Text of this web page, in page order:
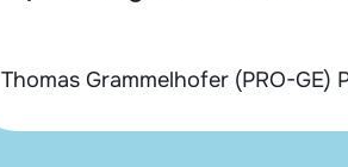
Thomas Grammelhofer (PRO-GE)